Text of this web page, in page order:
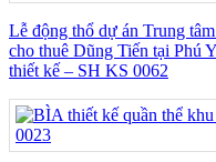
Lễ động thổ dự án Trung
cho thuê Dũng Tiến tại Phú
thiết kế – SH KS 0062